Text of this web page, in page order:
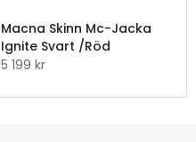
Macna Skinn Mc-Jacka
Ignite Svart /Röd
5 199 kr